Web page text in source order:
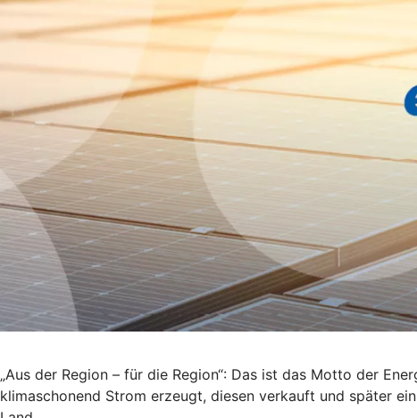
„Aus der Region – für die Region“: Das ist das Motto der
klimaschonend Strom erzeugt, diesen verkauft und später